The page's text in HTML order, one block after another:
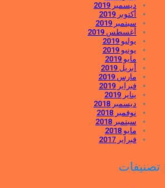
ديسمبر 2019
أكتوبر 2019
سبتمبر 2019
أغسطس 2019
يوليو 2019
يونيو 2019
مايو 2019
أبريل 2019
مارس 2019
فبراير 2019
يناير 2019
ديسمبر 2018
نوفمبر 2018
سبتمبر 2018
مايو 2018
فبراير 2017
تصنيفات